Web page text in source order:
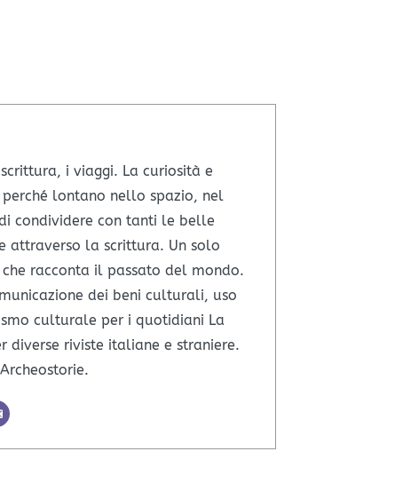
i viaggi. La curiosità e
lontano nello spazio, nel
condividere con tanti le belle
attraverso la scrittura. Un solo
racconta il passato del mondo.
dei beni culturali, uso
culturale per i quotidiani La
diverse riviste italiane e straniere.